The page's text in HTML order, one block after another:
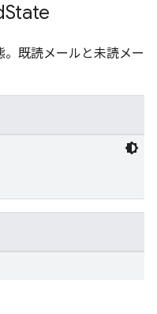
State
既読メールと未読メー